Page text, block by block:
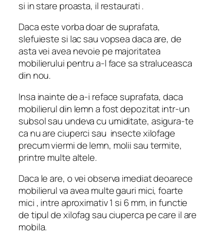
si in stare proasta, il restaurati .
Daca este vorba doar de suprafata,
slefuieste si lac sau vopsea daca are, de
asta vei avea nevoie pe majoritatea
mobilierului pentru a-l face sa straluceasca
din nou.
Insa inainte de a-i reface suprafata, daca
mobilierul din lemn a fost depozitat intr-un
subsol sau undeva cu umiditate, asigura-te
ca nu are ciuperci sau insecte xilofage
precum viermi de lemn, molii sau termite,
printre multe altele.
Daca le are, o vei observa imediat deoarece
mobilierul va avea multe gauri mici, foarte
mici , intre aproximativ 1 si 6 mm, in functie
de tipul de xilofag sau ciuperca pe care il are
mobila.